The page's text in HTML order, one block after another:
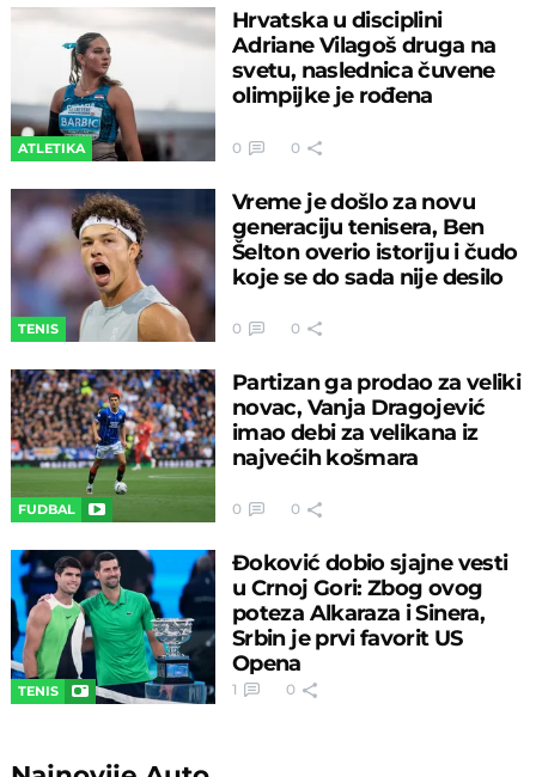
ATLETIKA
Hrvatska u disciplini
Adriane Vilagoš druga na
svetu, naslednica čuvene
olimpijke je rođena
0 0
TENIS
Vreme je došlo za novu
generaciju tenisera, Ben
Šelton overio istoriju i čudo
koje se do sada nije desilo
0 0
FUDBAL
Partizan ga prodao za veliki
novac, Vanja Dragojević
imao debi za velikana iz
najvećih košmara
0 0
TENIS
Đoković dobio sjajne vesti
u Crnoj Gori: Zbog ovog
poteza Alkaraza i Sinera,
Srbin je prvi favorit US
Opena
1 0